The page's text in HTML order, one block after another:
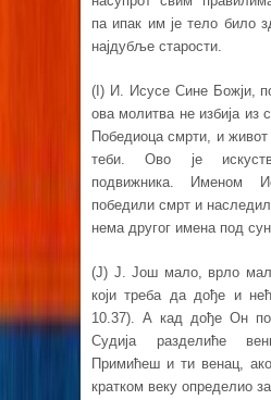
па ипак им је тело било
најдубље старости.
(I) И. Исусе Сине Божји,
ова молитва не избија из
Победиоца смрти, и
теби. Ово је
подвижника. Именом
победили смрт и
нема другог имена под
(J) Ј. Још мало, врло
који треба да дође и
10.37). А кад дође Он
Судија разделиће
Примићеш и ти венац,
кратком веку определио